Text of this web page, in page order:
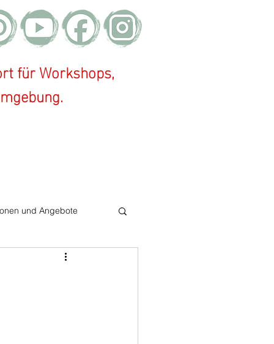
für Workshops,
und Angebote